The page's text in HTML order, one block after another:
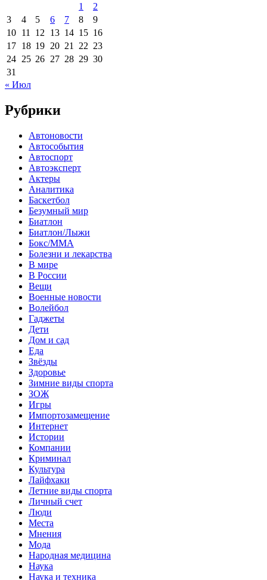
1
2
3
4 5 6 7 8
9
10 11 12 13 14 15 16
17 18 19 20 21 22 23
24 25 26 27 28 29 30
31
« Июл
Рубрики
Автоновости
Автособытия
Автоспорт
Автоэксперт
Актеры
Аналитика
Баскетбол
Безумный мир
Биатлон
Биатлон/Лыжи
Бокс/MMA
Болезни и лекарства
В мире
В России
Вещи
Военные новости
Волейбол
Гаджеты
Дети
Дом и сад
Еда
Звёзды
Здоровье
Зимние виды спорта
ЗОЖ
Игры
Импортозамещение
Интернет
Истории
Компании
Криминал
Культура
Лайфхаки
Летние виды спорта
Личный счет
Люди
Места
Мнения
Мода
Народная медицина
Наука
Наука и техника